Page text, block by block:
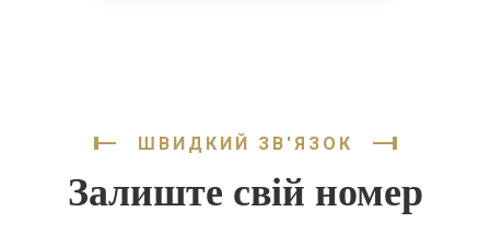
ШВИДКИЙ ЗВ'ЯЗОК
Залиште свій номер